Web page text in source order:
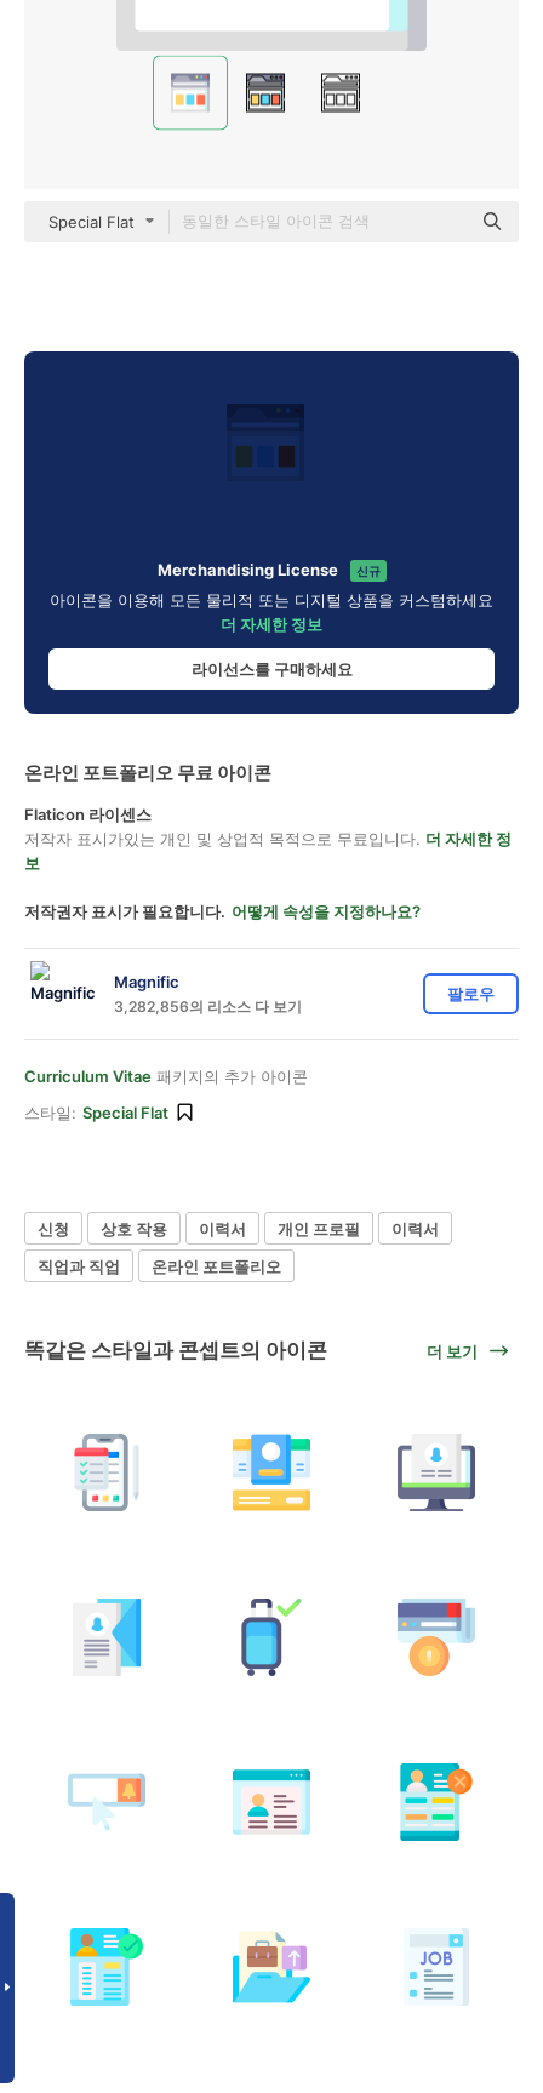
Special Flat
Merchandising License 신규
아이콘을 이용해 모든 물리적 또는 디지털 상품을 커스텀하세요
더 자세한 정보
라이선스를 구매하세요
온라인 포트폴리오 무료 아이콘
Flaticon 라이센스
저작자 표시가있는 개인 및 상업적 목적으로 무료입니다. 더 자세한 정
보
저작권자 표시가 필요합니다. 어떻게 속성을 지정하나요?
Magnific
3,282,856의 리소스 다 보기
팔로우
Curriculum Vitae 패키지의 추가 아이콘
스타일: Special Flat
신청 상호 작용 이력서 개인 프로필
이력서
직업과 직업
온라인 포트폴리오
똑같은 스타일과 콘셉트의 아이콘 더 보기